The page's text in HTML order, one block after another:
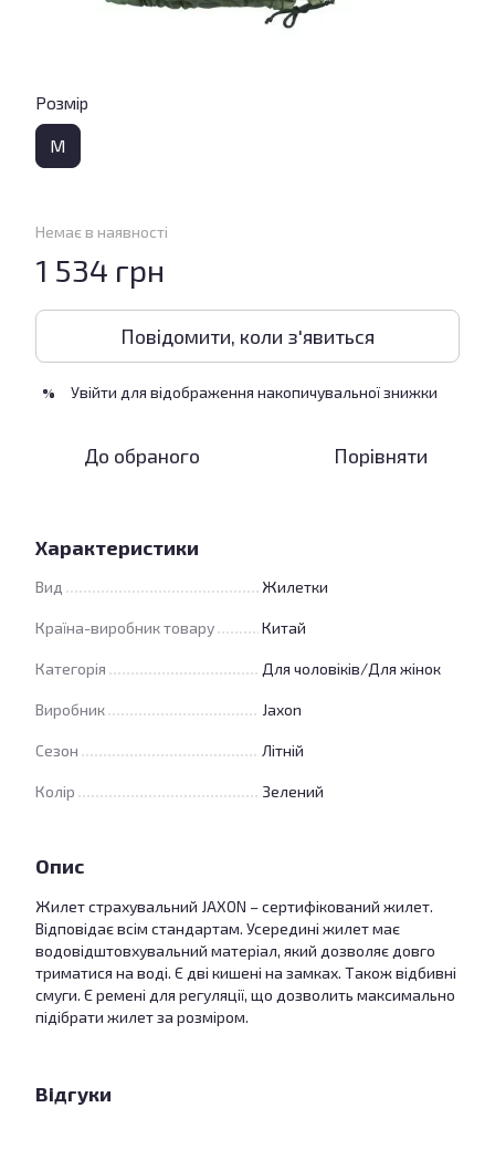
Розмір
M
Немає в наявності
1 534 грн
Повідомити, коли з'явиться
% Увійти для відображення накопичувальної знижки
До обраного Порівняти
Характеристики
Вид Жилетки
Країна-виробник товару Китай
Категорія Для чоловіків/Для жінок
Виробник Jaxon
Сезон Літній
Колір Зелений
Опис
Жилет страхувальний JAXON – сертифікований жилет.
Відповідає всім стандартам. Усередині жилет має
водовідштовхувальний матеріал, який дозволяє довго
триматися на воді. Є дві кишені на замках. Також відбивні
смуги. Є ремені для регуляції, що дозволить максимально
підібрати жилет за розміром.
Відгуки